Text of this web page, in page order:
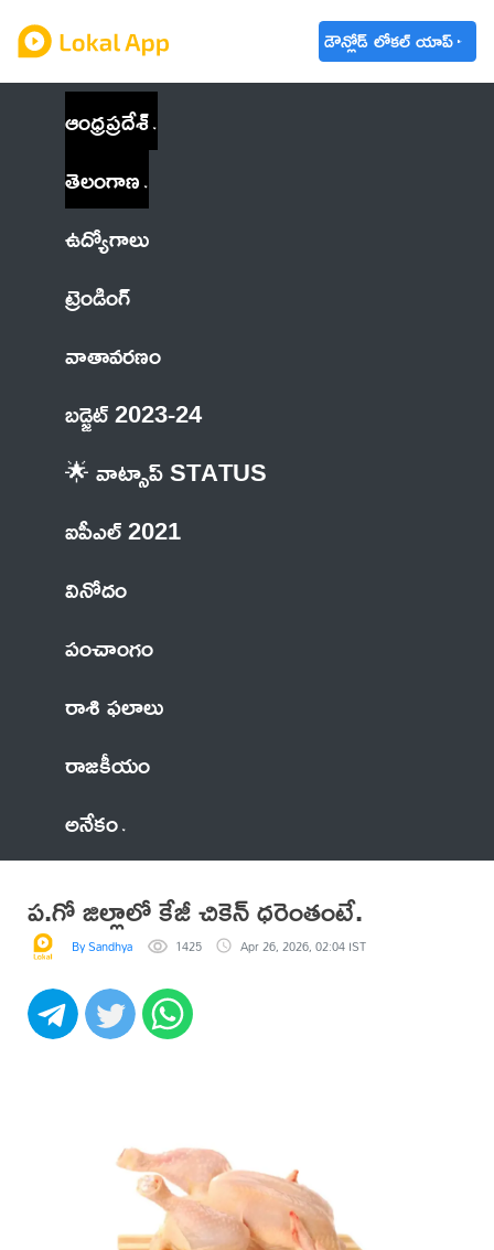
డౌన్లోడ్ లోకల్ యాప్
ఆంధ్రప్రదేశ్
తెలంగాణ
ఉద్యోగాలు
ట్రెండింగ్
వాతావరణం
బడ్జెట్ 2023-24
🌟 వాట్సాప్ STATUS
ఐపీఎల్ 2021
వినోదం
పంచాంగం
రాశి ఫలాలు
రాజకీయం
అనేకం
ప.గో జిల్లాలో కేజీ చికెన్ ధరెంతంటే.
By Sandhya 1425 Apr 26, 2026, 02:04 IST